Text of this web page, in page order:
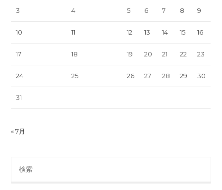
3 4 5 6 7 8 9
10 11 12 13 14 15 16
17 18 19 20 21 22 23
24 25 26 27 28 29 30
31
« 7月
this